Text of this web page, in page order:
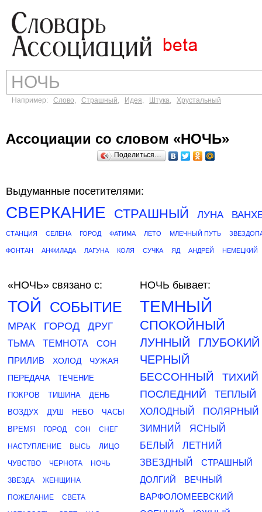
Например: Слово, Страшный, Идея, Штука, Хрустальный
Ассоциации со словом «НОЧЬ»
Поделиться…
Выдуманные посетителями:
СВЕРКАНИЕ СТРАШНЫЙ ЛУНА
СТАНЦИЯ СЕЛЕНА ГОРОД ФАТИМА ЛЕТО МЛЕЧНЫЙ ПУТЬ
ФОНТАН АНФИЛАДА ЛАГУНА КОЛЯ СУЧКА ЯД АНДРЕЙ НЕМЕЦКИЙ
«НОЧЬ» связано с:
ТОЙ СОБЫТИЕ
МРАК ГОРОД
ДРУГ
ТЬМА
ТЕМНОТА
СОН
ПРИЛИВ
ХОЛОД
ЧУЖАЯ
ПЕРЕДАЧА
ТЕЧЕНИЕ
ПОКРОВ
ТИШИНА
ДЕНЬ
ВОЗДУХ
ДУШ НЕБО
ЧАСЫ
ВРЕМЯ
ГОРОД СОН СНЕГ
НАСТУПЛЕНИЕ ВЫСЬ ЛИЦО
ЧУВСТВО ЧЕРНОТА НОЧЬ
ЗВЕЗДА ЖЕНЩИНА
ПОЖЕЛАНИЕ СВЕТА
НОЧЬ бывает:
ТЕМНЫЙ
СПОКОЙНЫЙ
ЛУННЫЙ
ГЛУБОКИЙ
ЧЕРНЫЙ
БЕССОННЫЙ
ТИХИЙ
ПОСЛЕДНИЙ
ТЕПЛЫЙ
ХОЛОДНЫЙ
ПОЛЯРНЫЙ
ЗИМНИЙ
ЯСНЫЙ
БЕЛЫЙ
ЛЕТНИЙ
ЗВЕЗДНЫЙ
СТРАШНЫЙ
ДОЛГИЙ
ВЕЧНЫЙ
ВАРФОЛОМЕЕВСКИЙ